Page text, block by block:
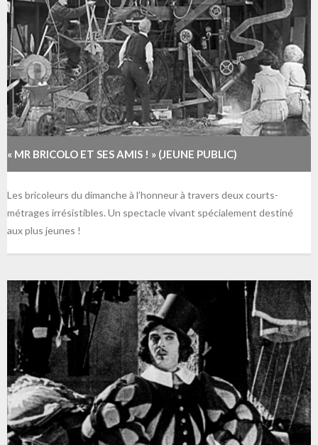
« MR BRICOLO ET SES AMIS ! » (JEUNE PUBLIC)
Les bricoleurs du dimanche à l’honneur à travers deux courts-
métrages irrésistibles. Un spectacle vivant spécialement destiné
aux plus jeunes !